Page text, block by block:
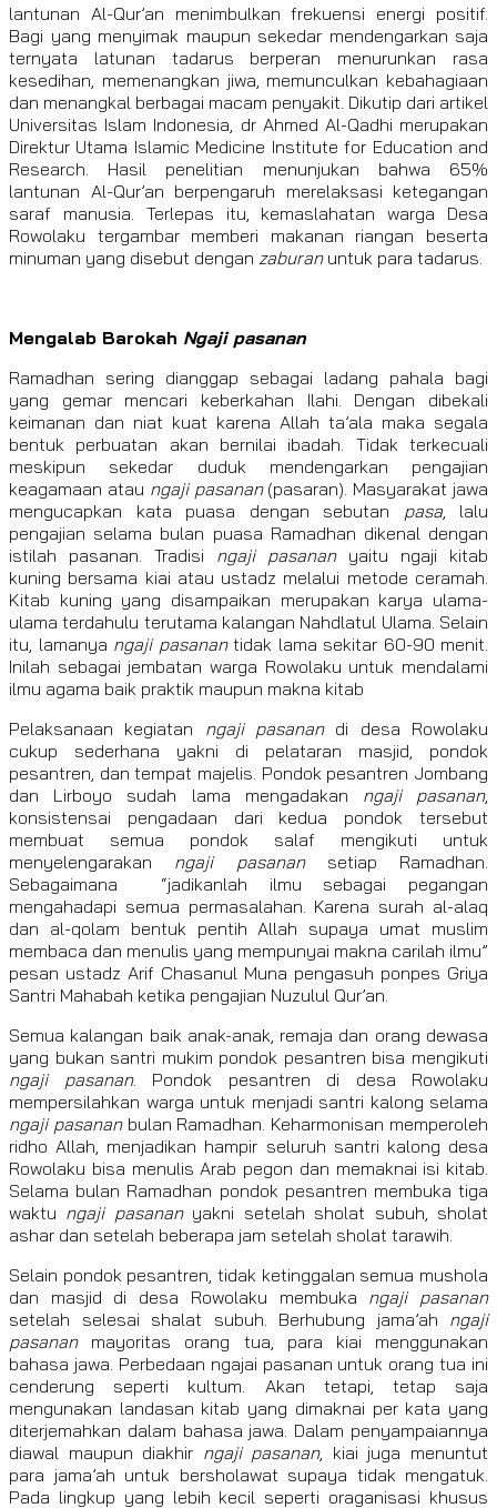
lantunan Al-Qur’an menimbulkan frekuensi energi positif.
Bagi yang menyimak maupun sekedar mendengarkan saja
ternyata latunan tadarus berperan menurunkan rasa
kesedihan, memenangkan jiwa, memunculkan kebahagiaan
dan menangkal berbagai macam penyakit. Dikutip dari artikel
Universitas Islam Indonesia, dr Ahmed Al-Qadhi merupakan
Direktur Utama Islamic Medicine Institute for Education and
Research. Hasil penelitian menunjukan bahwa 65%
lantunan Al-Qur’an berpengaruh merelaksasi ketegangan
saraf manusia. Terlepas itu, kemaslahatan warga Desa
Rowolaku tergambar memberi makanan riangan beserta
minuman yang disebut dengan zaburanuntuk para tadarus.
Mengalab Barokah Ngaji pasanan
Ramadhan sering dianggap sebagai ladang pahala bagi
yang gemar mencari keberkahan Ilahi. Dengan dibekali
keimanan dan niat kuat karena Allah ta’ala maka segala
bentuk perbuatan akan bernilai ibadah. Tidak terkecuali
meskipun sekedar duduk mendengarkan pengajian
keagamaan atau ngaji pasanan(pasaran). Masyarakat jawa
mengucapkan kata puasa dengan sebutan pasa, lalu
pengajian selama bulan puasa Ramadhan dikenal dengan
istilah pasanan. Tradisi ngaji pasananyaitu ngaji kitab
kuning bersama kiai atau ustadz melalui metode ceramah.
Kitab kuning yang disampaikan merupakan karya ulama-
ulama terdahulu terutama kalangan Nahdlatul Ulama. Selain
itu, lamanya ngaji pasanantidak lama sekitar 60-90 menit.
Inilah sebagai jembatan warga Rowolaku untuk mendalami
ilmu agama baik praktik maupun makna kitab
Pelaksanaan kegiatan ngaji pasanandi desa Rowolaku
cukup sederhana yakni di pelataran masjid, pondok
pesantren, dan tempat majelis. Pondok pesantren Jombang
dan Lirboyo sudah lama mengadakan ngaji pasanan,
konsistensai pengadaan dari kedua pondok tersebut
membuat semua pondok salaf mengikuti untuk
menyelengarakan ngaji pasanansetiap Ramadhan.
Sebagaimana “jadikanlah ilmu sebagai pegangan
mengahadapi semua permasalahan. Karena surah al-alaq
dan al-qolam bentuk pentih Allah supaya umat muslim
membaca dan menulis yang mempunyai makna carilah ilmu”
pesan ustadz Arif Chasanul Muna pengasuh ponpes Griya
Santri Mahabah ketika pengajian Nuzulul Qur’an.
Semua kalangan baik anak-anak, remaja dan orang dewasa
yang bukan santri mukim pondok pesantren bisa mengikuti
ngaji pasanan. Pondok pesantren di desa Rowolaku
mempersilahkan warga untuk menjadi santri kalong selama
ngaji pasananbulan Ramadhan. Keharmonisan memperoleh
ridho Allah, menjadikan hampir seluruh santri kalong desa
Rowolaku bisa menulis Arab pegon dan memaknai isi kitab.
Selama bulan Ramadhan pondok pesantren membuka tiga
waktu ngaji pasananyakni setelah sholat subuh, sholat
ashar dan setelah beberapa jam setelah sholat tarawih.
Selain pondok pesantren, tidak ketinggalan semua mushola
dan masjid di desa Rowolaku membuka ngaji pasanan
setelah selesai shalat subuh. Berhubung jama’ah ngaji
pasananmayoritas orang tua, para kiai menggunakan
bahasa jawa. Perbedaan ngajai pasanan untuk orang tua ini
cenderung seperti kultum. Akan tetapi, tetap saja
mengunakan landasan kitab yang dimaknai per kata yang
diterjemahkan dalam bahasa jawa. Dalam penyampaiannya
diawal maupun diakhir ngaji pasanan, kiai juga menuntut
para jama’ah untuk bersholawat supaya tidak mengatuk.
Pada lingkup yang lebih kecil seperti oraganisasi khusus